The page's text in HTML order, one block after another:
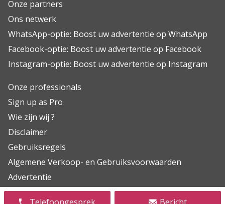
Onze partners
Ons netwerk
WhatsApp-optie: Boost uw advertentie op WhatsApp
Facebook-optie: Boost uw advertentie op Facebook
Instagram-optie: Boost uw advertentie op Instagram
Onze professionals
Sign up as Pro
Wie zijn wij ?
Disclaimer
Gebruiksregels
Algemene Verkoop- en Gebruiksvoorwaarden
Advertentie
FAQ